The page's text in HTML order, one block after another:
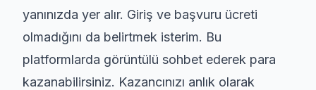
yanınızda yer alır. Giriş ve başvuru ücreti
olmadığını da belirtmek isterim. Bu
platformlarda görüntülü sohbet ederek para
kazanabilirsiniz. Kazancınızı anlık olarak